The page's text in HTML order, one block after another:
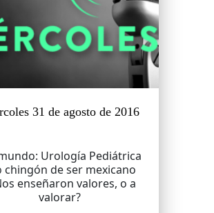
31 de agosto de 2016
Urología Pediátrica
chingón de ser mexicano
enseñaron valores, o a
valorar?